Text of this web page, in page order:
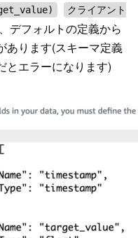
クライアント
デフォルトの定義から
あります(スキーマ定義
とエラーになります)